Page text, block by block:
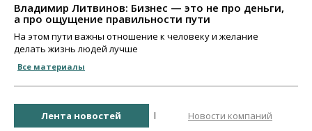
Владимир Литвинов: Бизнес — это не про деньги,
а про ощущение правильности пути
На этом пути важны отношение к человеку и желание
делать жизнь людей лучше
Все материалы
Лента новостей Новости компаний